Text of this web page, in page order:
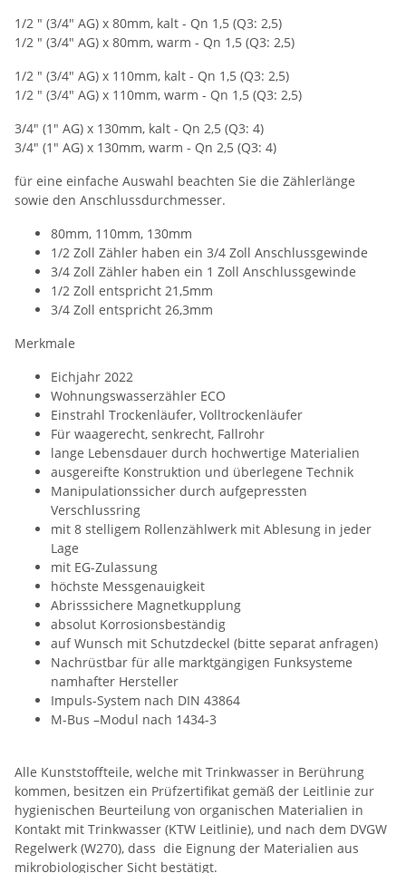
1/2 " (3/4" AG) x 80mm, kalt - Qn 1,5 (Q3: 2,5)
1/2 " (3/4" AG) x 80mm, warm - Qn 1,5 (Q3: 2,5)
1/2 " (3/4" AG) x 110mm, kalt - Qn 1,5 (Q3: 2,5)
1/2 " (3/4" AG) x 110mm, warm - Qn 1,5 (Q3: 2,5)
3/4" (1" AG) x 130mm, kalt - Qn 2,5 (Q3: 4)
3/4" (1" AG) x 130mm, warm - Qn 2,5 (Q3: 4)
für eine einfache Auswahl beachten Sie die Zählerlänge
sowie den Anschlussdurchmesser.
80mm, 110mm, 130mm
1/2 Zoll Zähler haben ein 3/4 Zoll Anschlussgewinde
3/4 Zoll Zähler haben ein 1 Zoll Anschlussgewinde
1/2 Zoll entspricht 21,5mm
3/4 Zoll entspricht 26,3mm
Merkmale
Eichjahr 2022
Wohnungswasserzähler ECO
Einstrahl Trockenläufer, Volltrockenläufer
Für waagerecht, senkrecht, Fallrohr
lange Lebensdauer durch hochwertige Materialien
ausgereifte Konstruktion und überlegene Technik
Manipulationssicher durch aufgepressten
Verschlussring
mit 8 stelligem Rollenzählwerk mit Ablesung in jeder
Lage
mit EG-Zulassung
höchste Messgenauigkeit
Abrisssichere Magnetkupplung
absolut Korrosionsbeständig
auf Wunsch mit Schutzdeckel (bitte separat anfragen)
Nachrüstbar für alle marktgängigen Funksysteme
namhafter Hersteller
Impuls-System nach DIN 43864
M-Bus –Modul nach 1434-3
Alle Kunststoffteile, welche mit Trinkwasser in Berührung
kommen, besitzen ein Prüfzertifikat gemäß der Leitlinie zur
hygienischen Beurteilung von organischen Materialien in
Kontakt mit Trinkwasser (KTW Leitlinie), und nach dem DVGW
Regelwerk (W270), dass die Eignung der Materialien aus
mikrobiologischer Sicht bestätigt.